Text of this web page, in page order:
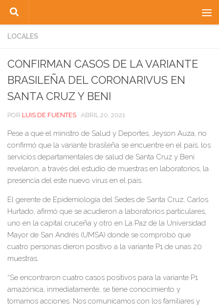
Saltar al contenido
LOCALES
CONFIRMAN CASOS DE LA VARIANTE
BRASILEÑA DEL CORONARIVUS EN
SANTA CRUZ Y BENI
POR LUIS DE FUENTES · ABRIL 20, 2021
Pese a que el ministro de Salud y Deportes, Jeyson Auza, no
confirmó que la variante brasileña se encuentre en el país, los
servicios departamentales de salud de Santa Cruz y Beni
revelaron, a través del estudio de muestras en laboratorios, la
presencia del este nuevo virus en el país.
El gerente de Epidemiología del Sedes de Santa Cruz, Carlos
Hurtado, afirmó que se acudieron a laboratorios particulares,
uno en la capital cruceña y otro en La Paz de la Universidad
Mayor de San Andrés (UMSA) donde se comprobó que
cuatro personas dieron positivo a la variante P1 de unas 20
muestras.
“Se encontraron cuatro casos positivos para la variante P1
amazónica, inmediatamente, se tiene conocimiento y
tomamos acciones. Nos comunicamos con los familiares y